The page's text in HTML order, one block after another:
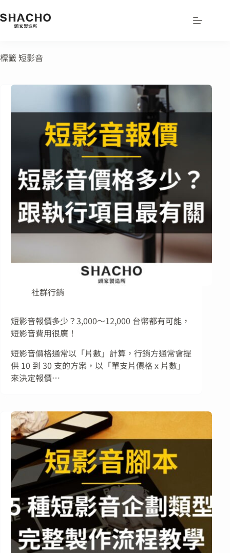
標籤短影音
社群行銷
短影音報價多少？3,000～12,000 台幣都有可能，
短影音費用很廣！
短影音價格通常以「片數」計算，行銷方通常會提
供 10 到 30 支的方案，以「單支片價格 x 片數」
來決定報價…